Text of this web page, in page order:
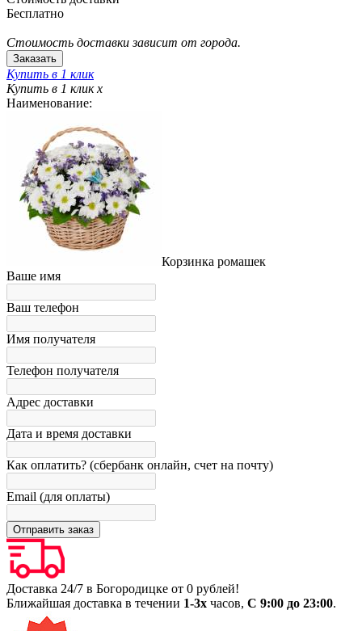
Бесплатно
Стоимость доставки зависит от города.
Купить в 1 клик
Купить в 1 клик x
Наименование:
Корзинка ромашек
Ваше имя
Ваш телефон
Имя получателя
Телефон получателя
Адрес доставки
Дата и время доставки
Как оплатить? (сбербанк онлайн, счет на почту)
Email (для оплаты)
Доставка 24/7 в Богородицке от 0 рублей!
Ближайшая доставка в течении 1-3х часов, С 9:00 до 23:00.